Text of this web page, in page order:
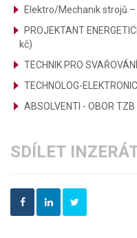
Elektro/Mechanik strojů –
PROJEKTANT
kč)
TECHNIK PRO
TECHNOLOG-
ABSOLVENTI - OBOR
SDÍLET